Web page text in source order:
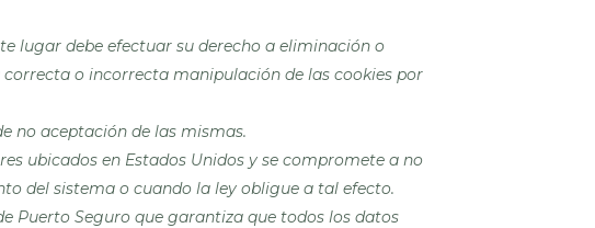
lugar debe efectuar su derecho a eliminación o
correcta o incorrecta manipulación de lascookies por
no aceptación de las mismas.
ubicados en Estados Unidos y se compromete a no
del sistema o cuando la ley obligue a tal efecto.
Puerto Seguro que garantiza que todos los datos